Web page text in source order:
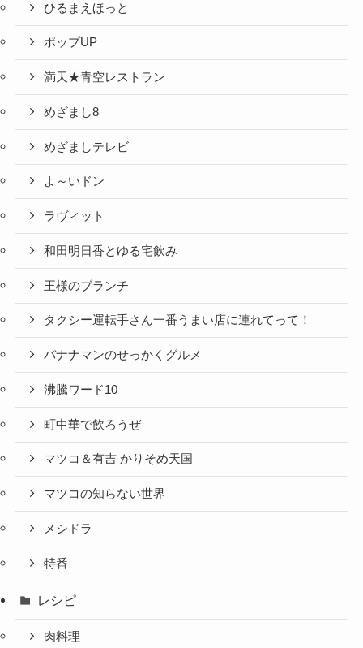
ひるまえほっと
ポップUP
満天★青空レストラン
めざまし8
めざましテレビ
よ～いドン
ラヴィット
和田明日香とゆる宅飲み
王様のブランチ
タクシー運転手さん一番うまい店に連れてって！
バナナマンのせっかくグルメ
沸騰ワード10
町中華で飲ろうぜ
マツコ＆有吉 かりそめ天国
マツコの知らない世界
メシドラ
特番
レシピ
肉料理